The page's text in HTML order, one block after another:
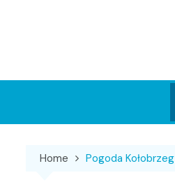
Home Pogoda Kołobrzeg